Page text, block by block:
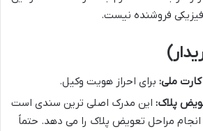
فروشنده نیست.
ملی: برای احراز هویت وکیل.
پلاک: این مدرک اصلی ترین سندی است
انجام مراحل تعویض پلاک را می دهد. حتماً